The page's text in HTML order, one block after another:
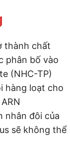
thành chất
phân bố vào
(NHC-TP)
hàng loạt cho
nhân đôi của
sẽ không thể